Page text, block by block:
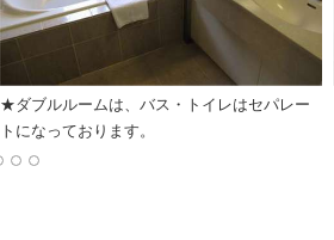
★ダブルルームは、バス・トイレはセパレー
トになっております。